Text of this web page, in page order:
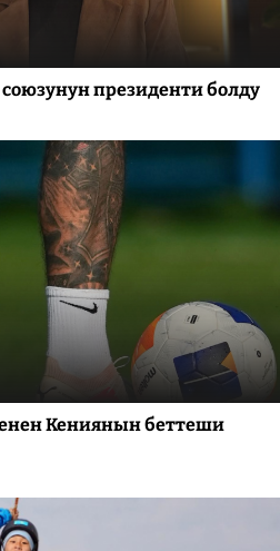
президенти болду
Кениянын беттеши